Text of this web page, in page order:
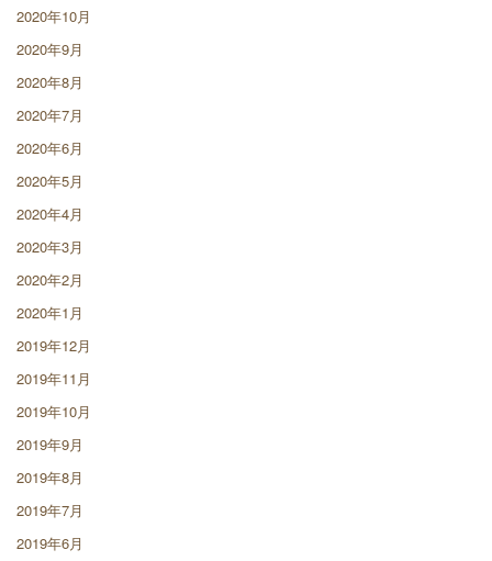
2020年10月
2020年9月
2020年8月
2020年7月
2020年6月
2020年5月
2020年4月
2020年3月
2020年2月
2020年1月
2019年12月
2019年11月
2019年10月
2019年9月
2019年8月
2019年7月
2019年6月